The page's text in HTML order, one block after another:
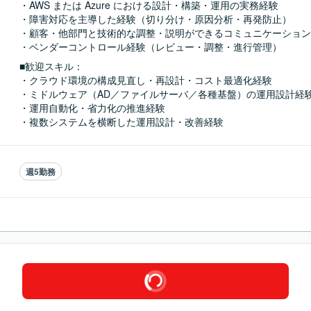
・AWS または Azure における設計・構築・運用の実務経験
・障害対応を主導した経験（切り分け・原因分析・再発防止）
・顧客・他部門と技術的な調整・説明ができるコミュニケーショ
・ベンダーコントロール経験（レビュー・調整・進行管理）
■歓迎スキル：
・クラウド環境の構成見直し・再設計・コスト最適化経験
・ミドルウェア（AD／ファイルサーバ／各種基盤）の運用設計経
・運用自動化・省力化の推進経験
・複数システムを横断した運用設計・改善経験
週5勤務